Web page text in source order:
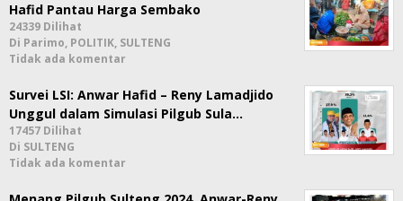
Hafid Pantau Harga Sembako
24339 Dilihat
Di Parimo, POLITIK, SULTENG
Tidak ada komentar
Survei LSI: Anwar Hafid – Reny Lamadjido
Unggul dalam Simulasi Pilgub Sula…
17457 Dilihat
Di SULTENG
Tidak ada komentar